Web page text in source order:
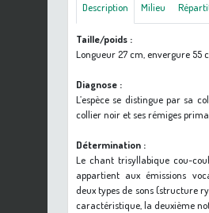
Description Milieu
Taille/poids :
Longueur 27 cm, envergure 55
Diagnose :
L’espèce se distingue par sa
collier noir et ses rémiges
Détermination :
Le chant trisyllabique cou-
appartient aux émissions
deux types de sons (structure
caractéristique, la deuxième